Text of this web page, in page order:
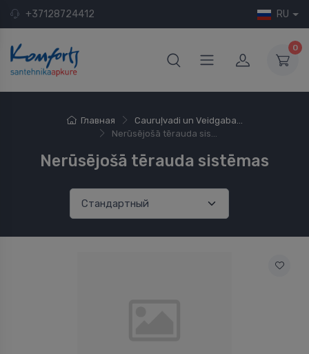
+37128724412 RU
0
Главная
Cauruļvadi un Veidgaba...
Nerūsējošā tērauda sis...
Nerūsējošā tērauda sistēmas